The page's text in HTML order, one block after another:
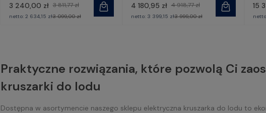
3 240,00 zł 3 811,77 zł
netto: 2 634,15 zł3 099,00 zł
4 180,95 zł 4 918,77 zł
netto: 3 399,15 zł3 999,00 zł
15
Praktyczne rozwiązania, które pozwolą Ci
kruszarki do lodu
Dostępna w asortymencie naszego sklepu elektryczna kruszarka do lodu to